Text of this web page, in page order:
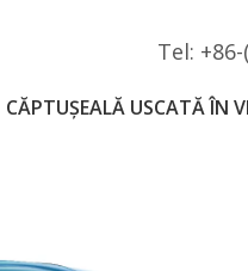
Tel:
CĂPTUȘEALĂ USCATĂ ÎN